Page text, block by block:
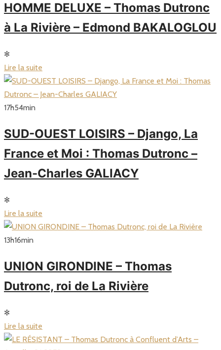
HOMME DELUXE – Thomas Dutronc
à La Rivière – Edmond BAKALOGLOU
✻
Lire la suite
17h54min
SUD-OUEST LOISIRS – Django, La
France et Moi : Thomas Dutronc –
Jean-Charles GALIACY
✻
Lire la suite
13h16min
UNION GIRONDINE – Thomas
Dutronc, roi de La Rivière
✻
Lire la suite